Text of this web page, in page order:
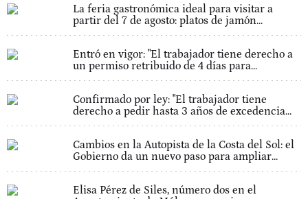
La feria gastronómica ideal para visitar a
partir del 7 de agosto: platos de jamón...
Entró en vigor: "El trabajador tiene derecho a
un permiso retribuido de 4 días para...
Confirmado por ley: "El trabajador tiene
derecho a pedir hasta 3 años de excedencia...
Cambios en la Autopista de la Costa del Sol: el
Gobierno da un nuevo paso para ampliar...
Elisa Pérez de Siles, número dos en el